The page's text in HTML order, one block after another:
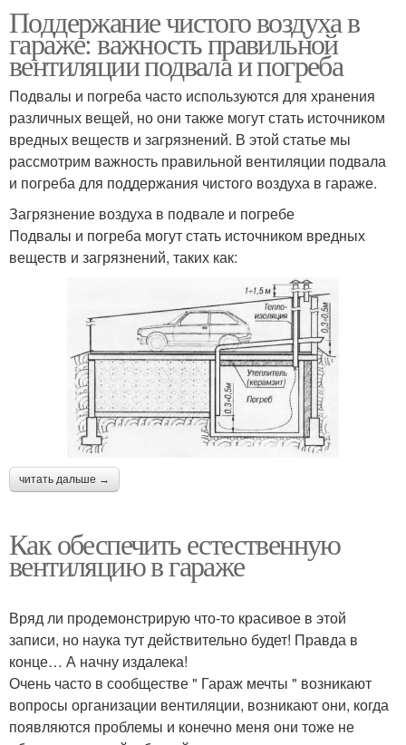
Поддержание чистого воздуха в
гараже: важность правильной
вентиляции подвала и погреба
Подвалы и погреба часто используются для хранения
различных вещей, но они также могут стать источником
вредных веществ и загрязнений. В этой статье мы
рассмотрим важность правильной вентиляции подвала
и погреба для поддержания чистого воздуха в гараже.
Загрязнение воздуха в подвале и погребе
Подвалы и погреба могут стать источником вредных
веществ и загрязнений, таких как:
читать дальше →
Как обеспечить естественную
вентиляцию в гараже
Вряд ли продемонстрирую что-то красивое в этой
записи, но наука тут действительно будет! Правда в
конце… А начну издалека!
Очень часто в сообществе " Гараж мечты " возникают
вопросы организации вентиляции, возникают они, когда
появляются проблемы и конечно меня они тоже не